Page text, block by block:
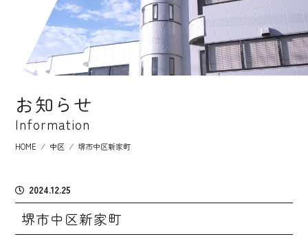
お知らせ
Information
HOME ⁄ 中区 ⁄ 堺市中区新家町
2024.12.25
堺市中区新家町